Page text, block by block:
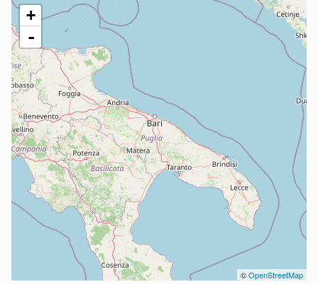
+
-
©OpenStreetMap